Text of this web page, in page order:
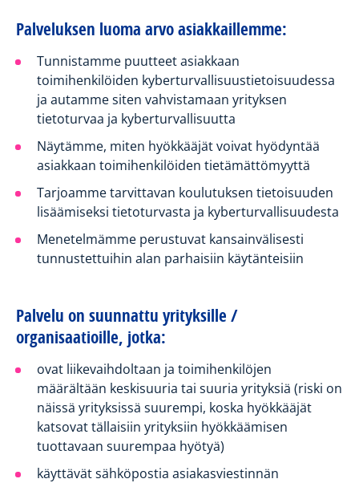
Palveluksen luoma arvo asiakkaillemme:
Tunnistamme puutteet asiakkaan
toimihenkilöiden kyberturvallisuustietoisuudessa
ja autamme siten vahvistamaan yrityksen
tietoturvaa ja kyberturvallisuutta
Näytämme, miten hyökkääjät voivat hyödyntää
asiakkaan toimihenkilöiden tietämättömyyttä
Tarjoamme tarvittavan koulutuksen tietoisuuden
lisäämiseksi tietoturvasta ja kyberturvallisuudesta
Menetelmämme perustuvat kansainvälisesti
tunnustettuihin alan parhaisiin käytänteisiin
Palvelu on suunnattu yrityksille /
organisaatioille, jotka:
ovat liikevaihdoltaan ja toimihenkilöjen
määrältään keskisuuria tai suuria yrityksiä (riski on
näissä yrityksissä suurempi, koska hyökkääjät
katsovat tällaisiin yrityksiin hyökkäämisen
tuottavaan suurempaa hyötyä)
käyttävät sähköpostia asiakasviestinnän